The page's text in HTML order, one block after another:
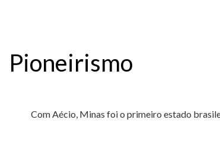
Pioneirismo
Com Aécio, Minas foi o primeiro estado